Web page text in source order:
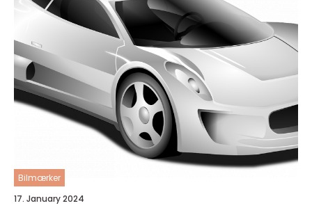
Bilmærker
17. January 2024